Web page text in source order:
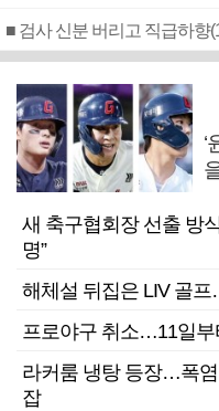
새 축구협회장 선출 방
명”
해체설 뒤집은 LIV 골프
프로야구 취소…11일부
라커룸 냉탕 등장…폭
잡